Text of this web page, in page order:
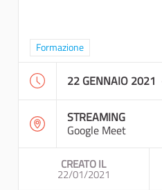
Filtra i risultati per categoria:
Formazione
22 GENNAIO 2021
STREAMING
Google Meet
CREATO IL
22/01/2021